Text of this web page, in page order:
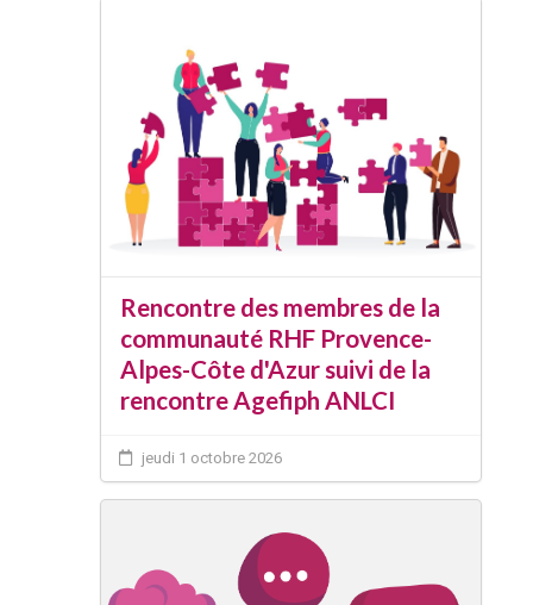
Rencontre des membres de la
communauté RHF Provence-
Alpes-Côte d'Azur suivi de la
rencontre Agefiph ANLCI
jeudi 1 octobre 2026